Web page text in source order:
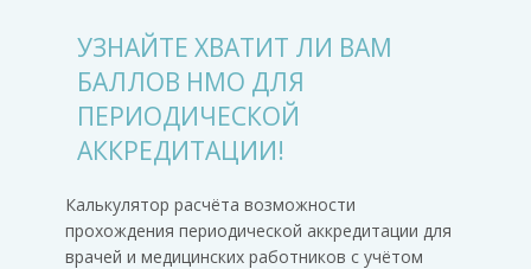
УЗНАЙТЕ ХВАТИТ ЛИ ВАМ
БАЛЛОВ НМО ДЛЯ
ПЕРИОДИЧЕСКОЙ
АККРЕДИТАЦИИ!
Калькулятор расчёта возможности
прохождения периодической аккредитации для
врачей и медицинских работников с учётом